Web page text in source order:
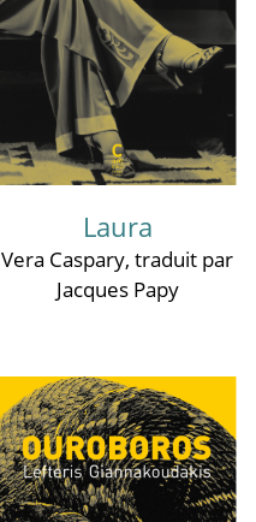
Laura
Vera Caspary, traduit par
Jacques Papy